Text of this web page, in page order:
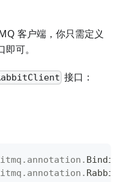
客户端，你只需定义
即可。
接口：
. annotation .
. annotation .